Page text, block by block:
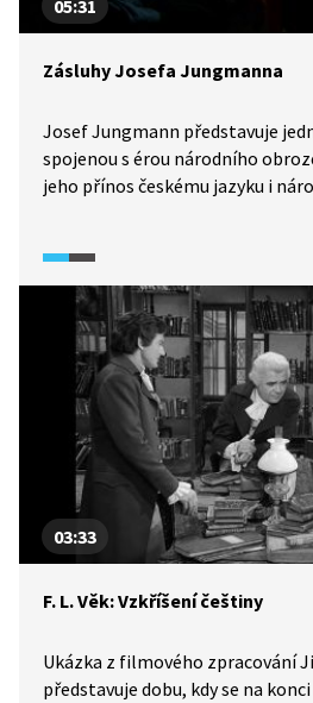
05:31
Zásluhy Josefa Jungmanna
Josef Jungmann představuje
spojenou s érou národního
jeho přínos českému jazyku i
diskutují historici v pořadu
03:33
F. L. Věk: Vzkříšení češtiny
Ukázka z filmového zpracování
představuje dobu, kdy se na konci